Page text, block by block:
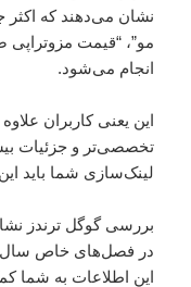
نشان می‌دهند که اکثر
مو”، “قیمت مزوتراپی
انجام می‌شود.
این یعنی کاربران
تخصصی‌تر و جزئیات
لینک‌سازی شما باید
بررسی گوگل ترندز
در فصل‌های خاص سال
این اطلاعات به شما